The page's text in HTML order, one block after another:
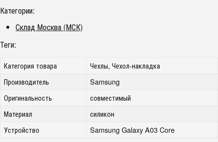
Категории:
Склад Москва (МСК)
Теги:
Категория товара
Чехлы, Чехол-накладка
Производитель
Samsung
Оригинальность
совместимый
Материал
силикон
Устройство
Samsung Galaxy A03 Core